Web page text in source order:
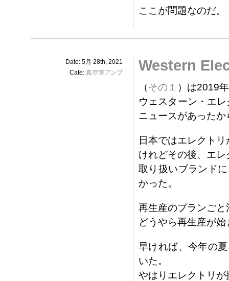
ここが問題なのだ。
Date: 5月 28th, 2021
Cate: 真空管アンプ Western
（ その１ ）は2019
ウェスターン・エ
ニュースがあったか
日本ではエレクト
けれどその後、エ
取り扱いブランド
かった。
再生産のプランご
どうやら再生産が
早ければ、今年の
いた。
やはりエレクトリ